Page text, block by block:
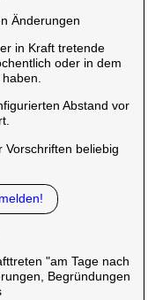
Änderungen
in Kraft tretende
oder in dem
Abstand vor
Vorschriften beliebig
"am Tage nach
Begründungen